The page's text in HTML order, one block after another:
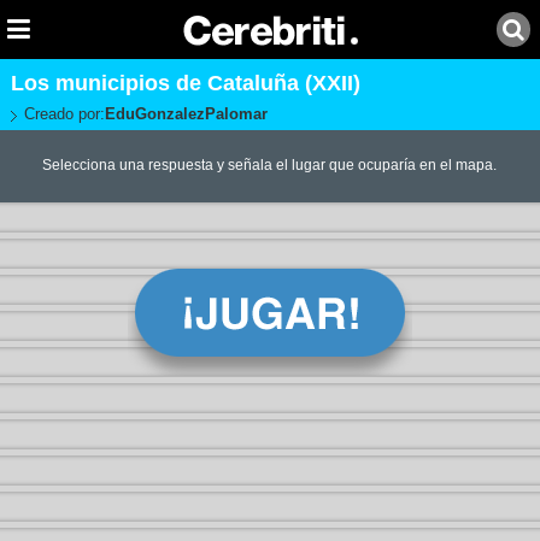
Los municipios de Cataluña (XXII)
Creado por: EduGonzalezPalomar
Selecciona una respuesta y señala el lugar que ocuparía en el mapa.